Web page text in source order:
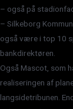
– også på
– Silkeborg
også være i top 10
bankdirektøren.
Også Mascot, som
realiseringen af
langsidetribunen.